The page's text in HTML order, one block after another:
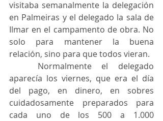
visitaba semanalmente la delegación
en Palmeiras y el delegado la sala de
Ilmar en el campamento de obra. No
solo para mantener la buena
relación, sino para que todos vieran.
aparecía los viernes, que era el día
del pago, en dinero, en sobres
cuidadosamente preparados para
cada uno de los 500 a 1.000